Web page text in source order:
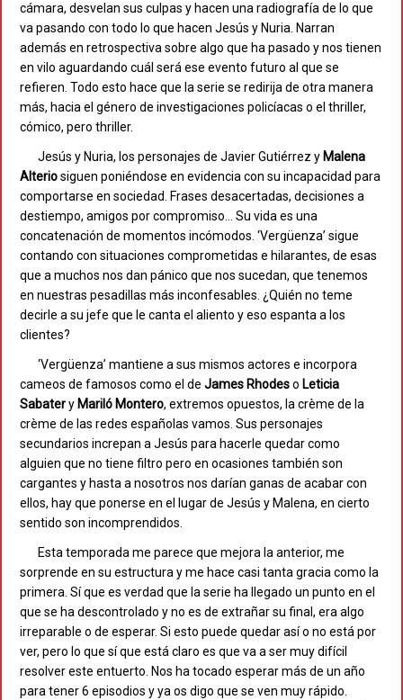
cámara, desvelan sus culpas y hacen una radiografía de lo que
va pasando con todo lo que hacen Jesús y Nuria. Narran
además en retrospectiva sobre algo que ha pasado y nos tienen
en vilo aguardando cuál será ese evento futuro al que se
refieren. Todo esto hace que la serie se redirija de otra manera
más, hacia el género de investigaciones policíacas o el thriller,
cómico, pero thriller.
Jesús y Nuria, los personajes de Javier Gutiérrez y Malena
Alteriosiguen poniéndose en evidencia con su incapacidad para
comportarse en sociedad. Frases desacertadas, decisiones a
destiempo, amigos por compromiso… Su vida es una
concatenación de momentos incómodos. ‘Vergüenza’ sigue
contando con situaciones comprometidas e hilarantes, de esas
que a muchos nos dan pánico que nos sucedan, que tenemos
en nuestras pesadillas más inconfesables. ¿Quién no teme
decirle a su jefe que le canta el aliento y eso espanta a los
clientes?
‘Vergüenza’ mantiene a sus mismos actores e incorpora
cameos de famosos como el de James Rhodeso Leticia
Sabatery Mariló Montero, extremos opuestos, la crème de la
crème de las redes españolas vamos. Sus personajes
secundarios increpan a Jesús para hacerle quedar como
alguien que no tiene filtro pero en ocasiones también son
cargantes y hasta a nosotros nos darían ganas de acabar con
ellos, hay que ponerse en el lugar de Jesús y Malena, en cierto
sentido son incomprendidos.
Esta temporada me parece que mejora la anterior, me
sorprende en su estructura y me hace casi tanta gracia como la
primera. Sí que es verdad que la serie ha llegado un punto en el
que se ha descontrolado y no es de extrañar su final, era algo
irreparable o de esperar. Si esto puede quedar así o no está por
ver, pero lo que sí que está claro es que va a ser muy difícil
resolver este entuerto. Nos ha tocado esperar más de un año
para tener 6 episodios y ya os digo que se ven muy rápido.